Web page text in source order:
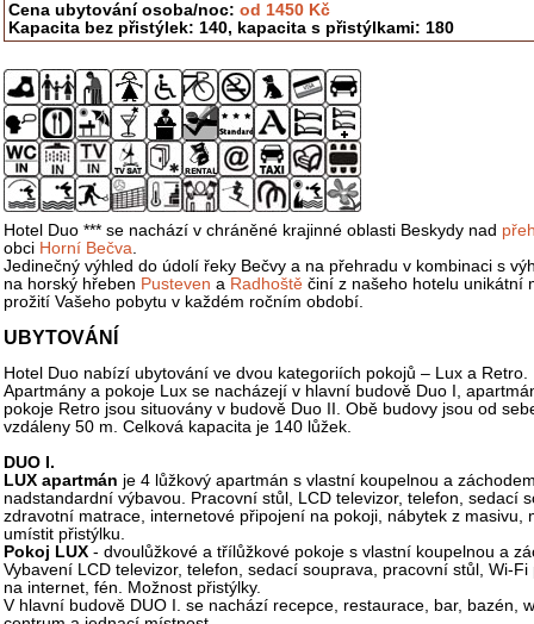
Cena ubytování osoba/noc: od 1450 Kč
Kapacita bez přistýlek: 140, kapacita s přistýlkami: 180
Hotel Duo *** se nachází v chráněné krajinné oblasti Beskydy nad
obci Horní Bečva.
Jedinečný výhled do údolí řeky Bečvy a na přehradu v kombinaci s
na horský hřeben Pusteven a Radhoště činí z našeho hotelu unikátní
prožití Vašeho pobytu v každém ročním období.
UBYTOVÁNÍ
Hotel Duo nabízí ubytování ve dvou kategoriích pokojů – Lux a Retro.
Apartmány a pokoje Lux se nacházejí v hlavní budově Duo I,
pokoje Retro jsou situovány v budově Duo II. Obě budovy jsou od
vzdáleny 50 m. Celková kapacita je 140 lůžek.
DUO I.
LUX apartmán je 4 lůžkový apartmán s vlastní koupelnou a
nadstandardní výbavou. Pracovní stůl, LCD televizor, telefon, sedací
zdravotní matrace, internetové připojení na pokoji, nábytek z masivu,
umístit přistýlku.
Pokoj LUX - dvoulůžkové a třílůžkové pokoje s vlastní koupelnou a
Vybavení LCD televizor, telefon, sedací souprava, pracovní stůl, Wi-Fi
na internet, fén. Možnost přistýlky.
V hlavní budově DUO I. se nachází recepce, restaurace, bar, bazén,